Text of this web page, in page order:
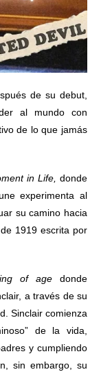
de su debut,
al mundo con
de lo que jamás
in Life, donde
experimenta al
su camino hacia
1919 escrita por
of agedonde
a través de su
Sinclair comienza
de la vida,
y cumpliendo
sin embargo, su